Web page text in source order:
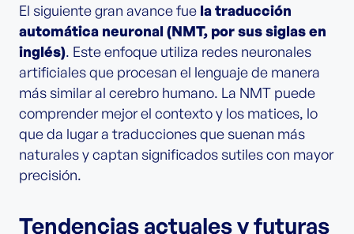
El siguiente gran avance fue la traducción
automática neuronal (NMT, por sus siglas en
inglés). Este enfoque utiliza redes neuronales
artificiales que procesan el lenguaje de manera
más similar al cerebro humano. La NMT puede
comprender mejor el contexto y los matices, lo
que da lugar a traducciones que suenan más
naturales y captan significados sutiles con mayor
precisión.
Tendencias actuales y futuras